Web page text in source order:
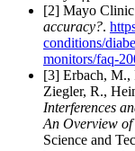
[2] Mayo
accuracy?.
conditions/
monitors/faq-
[3] Erbach, M.,
Ziegler, R.,
Interferences
An Overview
Science and